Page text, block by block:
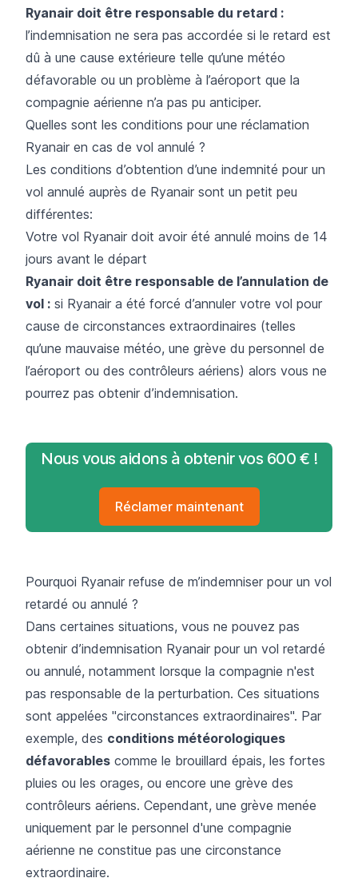
Ryanair doit être responsable du retard :
l’indemnisation ne sera pas accordée si le retard est
dû à une cause extérieure telle qu’une météo
défavorable ou un problème à l’aéroport que la
compagnie aérienne n’a pas pu anticiper.
Quelles sont les conditions pour une réclamation
Ryanair en cas de vol annulé ?
Les conditions d’obtention d’une indemnité pour un
vol annulé auprès de Ryanair sont un petit peu
différentes:
Votre vol Ryanair doit avoir été annulé moins de 14
jours avant le départ
Ryanair doit être responsable de l’annulation de
vol : si Ryanair a été forcé d’annuler votre vol pour
cause de circonstances extraordinaires (telles
qu’une mauvaise météo, une grève du personnel de
l’aéroport ou des contrôleurs aériens) alors vous ne
pourrez pas obtenir d’indemnisation.
Nous vous aidons à obtenir vos 600 € !
Réclamer maintenant
Pourquoi Ryanair refuse de m’indemniser pour un vol
retardé ou annulé ?
Dans certaines situations, vous ne pouvez pas
obtenir d’indemnisation Ryanair pour un vol retardé
ou annulé, notamment lorsque la compagnie n'est
pas responsable de la perturbation. Ces situations
sont appelées "circonstances extraordinaires". Par
exemple, des conditions météorologiques
défavorables comme le brouillard épais, les fortes
pluies ou les orages, ou encore une grève des
contrôleurs aériens. Cependant, une grève menée
uniquement par le personnel d'une compagnie
aérienne ne constitue pas une circonstance
extraordinaire.